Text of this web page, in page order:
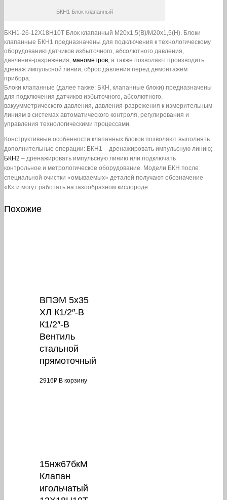
БКН1 Блок клапанный
БКН1-26-12Х18Н10Т Блок клапанный М20х1,5(В)/М20х1,5(Н). Блоки
клапанные БКН1 предназначены для подключения к технологическому
оборудованию датчиков избыточного, абсолютного давления,
давления-разрежения, манометров, а также позволяют производить
дренаж импульсной линии, сброс давления перед демонтажем
прибора.
Блоки клапанные (далее также: БКН, клапанные блоки) предназначены
для подключения датчиков избыточного, абсолютного,
вакуумметрического давления, давления-разрежения к измерительным
линиям в системах автоматического контроля, регулирования и
управления технологическими процессами.
Конструктивные особенности клапанных блоков позволяют выполнять
дополнительные операции: БКН1 – дренажировать импульсную линию;
БКН2 – дренажировать импульсную линию или подключать
контрольное и метрологическое оборудование. Модели БКН после
специальной очистки «омываемых» деталей получают обозначение
«К» и могут работать на газообразном кислороде.
Похожие
ВПЭМ 5х35
ХЛ К1/2″-В
К1/2″-B
Вентиль
стальной
прямоточный
2916₽ В корзину
15нж67бкМ
Клапан
игольчатый